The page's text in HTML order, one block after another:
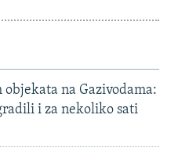
objekata na Gazivodama:
i za nekoliko sati